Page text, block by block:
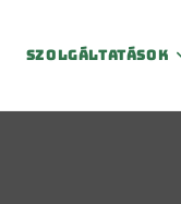
Szolgáltatások